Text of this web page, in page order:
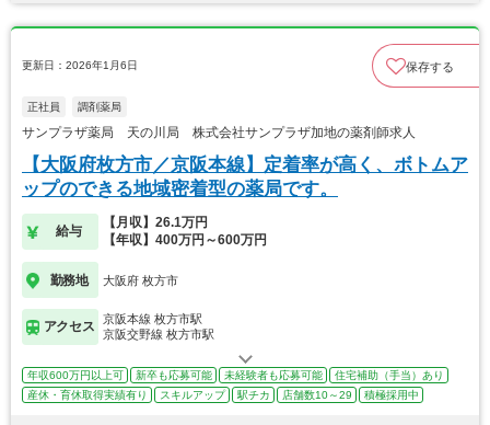
更新日：2026年1月6日 保存する
正社員 調剤薬局
サンプラザ薬局 天の川局 株式会社サンプラザ加地の薬剤師求人
【大阪府枚方市／京阪本線】定着率が高く、ボトムア
ップのできる地域密着型の薬局です。
給与
【月収】26.1万円
【年収】400万円～600万円
勤務地 大阪府 枚方市
アクセス
京阪本線 枚方市駅
京阪交野線 枚方市駅
年収600万円以上可 新卒も応募可能 未経験者も応募可能
住宅補助（手当）あり
産休・育休取得実績有り
スキルアップ 駅チカ 店舗数10～29 積極採用中